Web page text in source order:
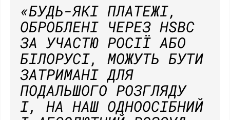
«БУДЬ-ЯКІ ПЛАТЕЖІ,
ОБРОБЛЕНІ ЧЕРЕЗ HSBC
ЗА УЧАСТЮ РОСІЇ АБО
БІЛОРУСІ, МОЖУТЬ БУТИ
ЗАТРИМАНІ ДЛЯ
ПОДАЛЬШОГО РОЗГЛЯДУ
І, НА НАШ ОДНООСІБНИЙ